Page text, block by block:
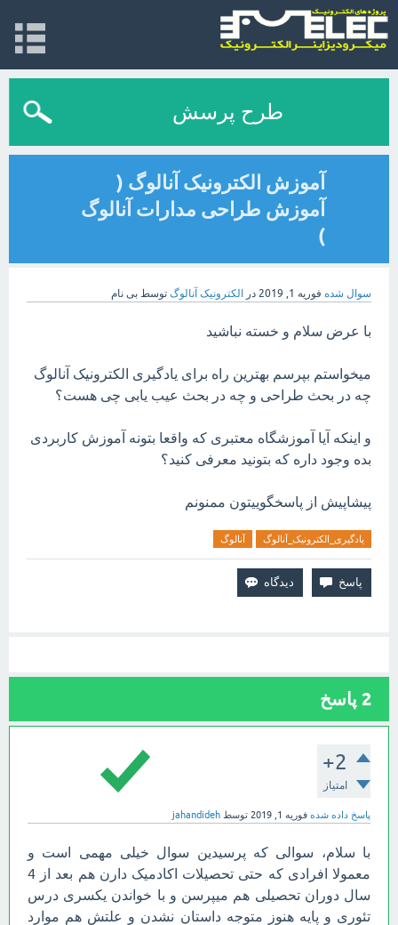
طرح پرسش
آموزش الکترونیک آنالوگ (
آموزش طراحی مدارات آنالوگ
)
سوال شده فوریه 1, 2019 در الکترونیک آنالوگ توسط بی نام
با عرض سلام و خسته نباشید
میخواستم بپرسم بهترین راه برای یادگیری الکترونیک آنالوگ
چه در بحث طراحی و چه در بحث عیب یابی چی هست؟
و اینکه آیا آموزشگاه معتبری که واقعا بتونه آموزش کاربردی
بده وجود داره که بتونید معرفی کنید؟
پیشاپیش از پاسخگوییتون ممنونم
یادگیری_الکترونیک_آنالوگ آنالوگ
2 پاسخ
+2
امتیاز
پاسخ داده شده فوریه 1, 2019 توسط jahandideh
با سلام، سوالی که پرسیدین سوال خیلی مهمی است و
معمولا افرادی که حتی تحصیلات اکادمیک دارن هم بعد از 4
سال دوران تحصیلی هم میپرسن و با خواندن یکسری درس
تئوری و پایه هنوز متوجه داستان نشدن و علتش هم موارد